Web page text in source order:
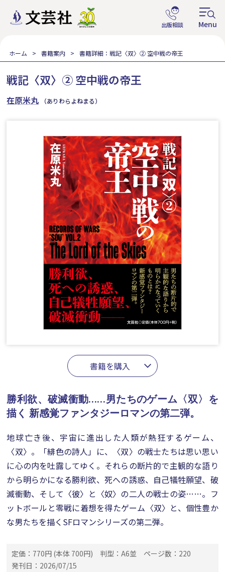
ホーム 書籍案内 書籍詳細：戦記〈双〉② 空中戦の帝王
戦記〈双〉② 空中戦の帝王
在原米丸 （ありわらよねまる）
書籍を購入
勝利欲、破滅衝動……男たちのゲーム〈双〉を
描く 新感覚ファンタジーロマンの第二弾。
地球亡き後、宇宙に進出した人類が熱狂するゲーム、
〈双〉。「緋色の詩人」に、〈双〉の戦士たちは思い思い
に心の内を吐露してゆく。それらの断片的で主観的な語り
から明らかになる勝利欲、死への誘惑、自己犠牲願望、破
滅衝動、そして〈彼〉と〈奴〉の二人の戦士の姿……。フ
ットボールと零戦に着想を得たゲーム〈双〉と、個性豊か
な男たちを描くSFロマンシリーズの第二弾。
定価：770円 (本体 700円) 判型：A6並
ページ数：220
発刊日：2026/07/15